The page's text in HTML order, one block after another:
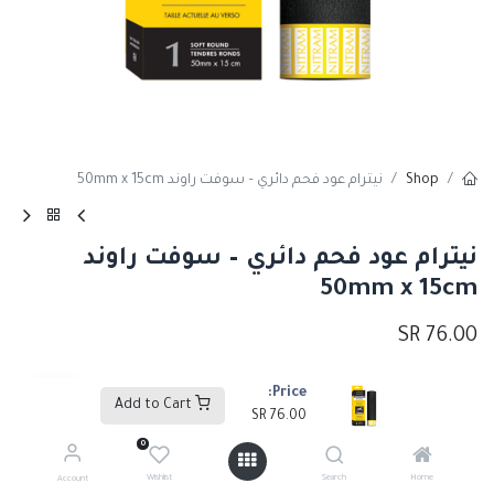
Price:
76.00
Home
Search
0
Wishlist
Account
Shop نيترام عود فحم دائري – سوفت راوند 50mm x 15cm
نيترام عود فحم دائري – سوفت راوند
50mm x 15cm
76.00
Add to Cart
إضافة إلى قائمة الأمنيات